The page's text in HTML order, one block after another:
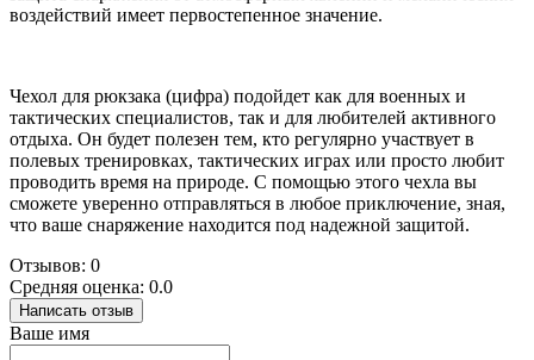
воздействий имеет первостепенное значение.
Чехол для рюкзака (цифра) подойдет как для военных и
тактических специалистов, так и для любителей активного
отдыха. Он будет полезен тем, кто регулярно участвует в
полевых тренировках, тактических играх или просто любит
проводить время на природе. С помощью этого чехла вы
сможете уверенно отправляться в любое приключение, зная,
что ваше снаряжение находится под надежной защитой.
Отзывов: 0
Средняя оценка: 0.0
Написать отзыв
Ваше имя